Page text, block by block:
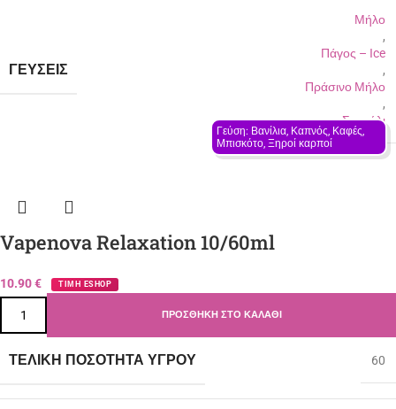
ΓΕΎΣΕΙΣ
Μήλο
,
Πάγος – Ιce
,
Πράσινο Μήλο
,
Σταφύλι
Γεύση: Βανίλια, Καπνός, Καφές,
Μπισκότο, Ξηροί καρποί
Vapenova Relaxation 10/60ml
10.90€ ΤΙΜΗ ESHOP
ΠΡΟΣΘΉΚΗ ΣΤΟ ΚΑΛΆΘΙ
ΤΕΛΙΚΉ ΠΟΣΌΤΗΤΑ ΥΓΡΟΎ 60